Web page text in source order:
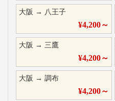
大阪 → 八王子
¥4,200～
大阪 → 三鷹
¥4,200～
大阪 → 調布
¥4,200～